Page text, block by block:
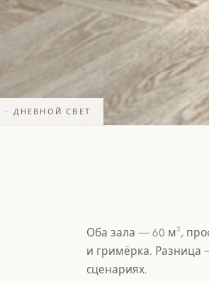
ДНЕВНОЙ СВЕТ
Оба зала — 60 м²,
и гримёрка. Разница
сценариях.